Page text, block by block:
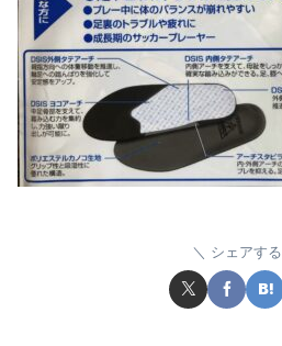
シェアする